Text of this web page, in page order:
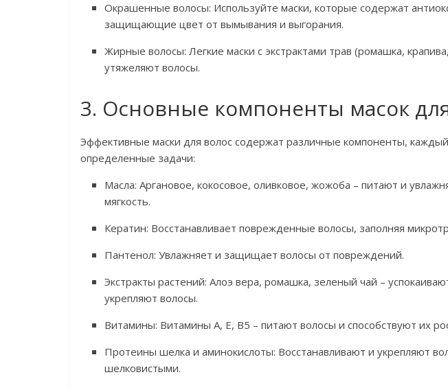
Окрашенные волосы: Используйте маски, которые содержат
защищающие цвет от вымывания и выгорания.
Жирные волосы: Легкие маски с экстрактами трав (ромашка,
утяжеляют волосы.
3. Основные компоненты масок
Эффективные маски для волос содержат различные компоненты,
определенные задачи:
Масла: Аргановое, кокосовое, оливковое, жожоба – питают и
мягкость.
Кератин: Восстанавливает поврежденные волосы, заполняя
Пантенол: Увлажняет и защищает волосы от повреждений.
Экстракты растений: Алоэ вера, ромашка, зеленый чай –
укрепляют волосы.
Витамины: Витамины A, E, B5 – питают волосы и способствуют их
Протеины шелка и аминокислоты: Восстанавливают и укрепляют
шелковистыми.